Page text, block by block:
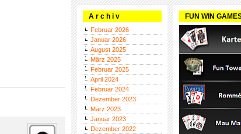
A r c h i v
Februar 2026
Januar 2026
August 2025
März 2025
Februar 2025
April 2024
Februar 2024
Dezember 2023
März 2023
Januar 2023
Dezember 2022
FUN WIN